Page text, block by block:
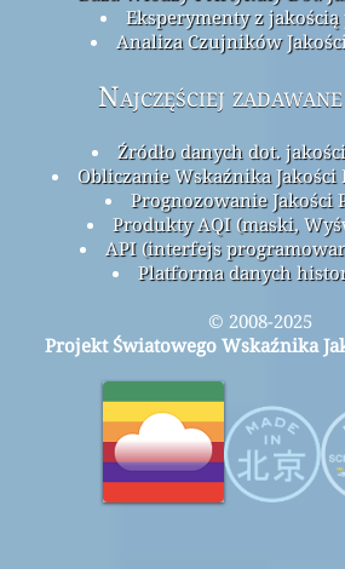
Eksperymenty z
Analiza Czujników
Najczęściej
Źródło danych dot.
Obliczanie Wskaźnika Jakości
Prognozowanie Jakości
Produkty AQI (maski,
API (interfejs
Platforma danych
© 2008-2025
Projekt Światowego Wskaźnika